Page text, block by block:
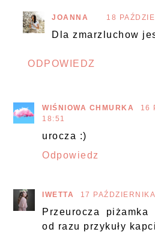
JOANNA 18
Dla zmarzluchow
ODPOWIEDZ
WIŚNIOWA CHMURKA
16
18:51
urocza :)
Odpowiedz
IWETTA 17
Przeurocza
od razu przykuły